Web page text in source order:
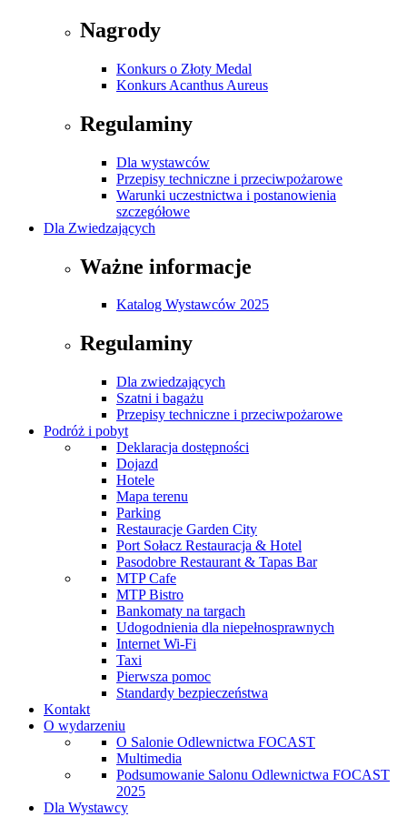
Nagrody
Konkurs o Złoty Medal
Konkurs Acanthus Aureus
Regulaminy
Dla wystawców
Przepisy techniczne i przeciwpożarowe
Warunki uczestnictwa i postanowienia
szczegółowe
Dla Zwiedzających
Ważne informacje
Katalog Wystawców 2025
Regulaminy
Dla zwiedzających
Szatni i bagażu
Przepisy techniczne i przeciwpożarowe
Podróż i pobyt
Deklaracja dostępności
Dojazd
Hotele
Mapa terenu
Parking
Restauracje Garden City
Port Sołacz Restauracja & Hotel
Pasodobre Restaurant & Tapas Bar
MTP Cafe
MTP Bistro
Bankomaty na targach
Udogodnienia dla niepełnosprawnych
Internet Wi-Fi
Taxi
Pierwsza pomoc
Standardy bezpieczeństwa
Kontakt
O wydarzeniu
O Salonie Odlewnictwa FOCAST
Multimedia
Podsumowanie Salonu Odlewnictwa FOCAST
2025
Dla Wystawcy